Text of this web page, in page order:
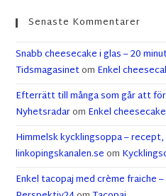
Senaste Kommentarer
Snabb cheesecake i glas – 20
Tidsmagasinetom Enkel
Efterrätt till många som går att
Nyhetsradarom Enkel
Himmelsk kycklingsoppa –
linkopingskanalen.seom
Enkel tacopaj med crème fraiche